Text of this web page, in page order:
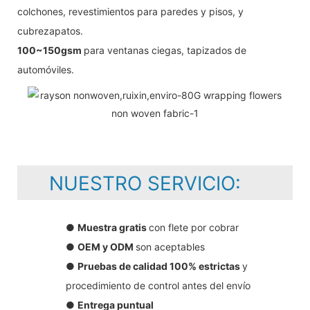
colchones, revestimientos para paredes y pisos, y
cubrezapatos.
100~150gsm para ventanas ciegas, tapizados de
automóviles.
NUESTRO SERVICIO:
● Muestra gratiscon flete por cobrar
● OEM y ODM son aceptables
● Pruebas de calidad 100% estrictasy
procedimiento de control antes del envío
● Entrega puntual